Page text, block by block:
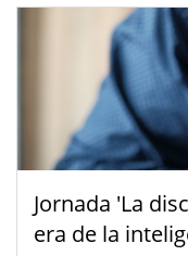
Jornada 'La
era de la